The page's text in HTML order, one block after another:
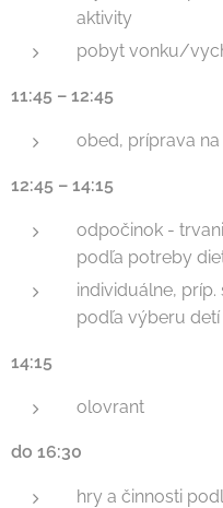
aktivity
pobyt vonku/
11:45 – 12:45
obed, príprava
12:45 – 14:15
odpočinok -
podľa potreby
individuálne,
podľa výberu detí
14:15
olovrant
do 16:30
hry a činnosti